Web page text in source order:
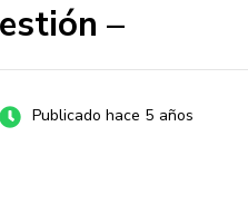
–
Publicado hace 5 años